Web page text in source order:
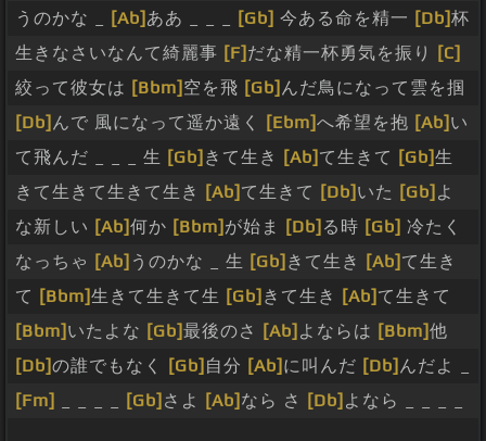
うのかな _ [Ab] ああ _ _ _ [Gb] 今ある命を精一 [Db]杯
生きなさいなんて綺麗事 [F] だな精一杯勇気を振り
[C]
絞って彼女は [Bbm] 空を飛 [Gb] んだ鳥になって雲を掴
[Db] んで 風になって遥か遠く [Ebm]へ希望を抱 [Ab] い
て飛んだ _ _ _ 生 [Gb] きて生き [Ab] て生きて [Gb]生
きて生きて生きて生き
[Ab] て生きて [Db] いた [Gb] よ
な新しい [Ab]何か [Bbm] が始ま [Db] る時 [Gb] 冷たく
なっちゃ [Ab] うのかな _ 生 [Gb] きて生き [Ab] て生き
て [Bbm]生きて生きて生 [Gb] きて生き [Ab] て生きて
[Bbm] いたよな [Gb]最後のさ [Ab] よならは [Bbm]他
[Db]の誰でもなく [Gb] 自分 [Ab] に叫んだ [Db] んだよ _
[Fm]
[Gb] さよ [Ab] なら さ [Db] よなら _ _ _ _